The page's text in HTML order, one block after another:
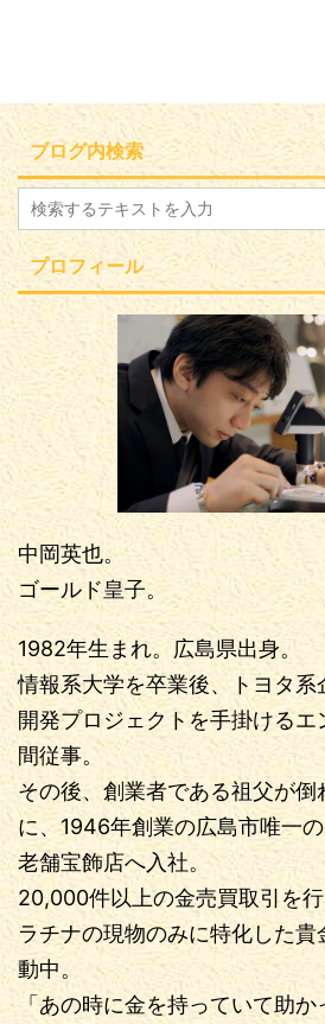
ブログ内検索
プロフィール
中岡英也。
ゴールド皇子。
1982年生まれ。広島県出身。
情報系大学を卒業後、トヨタ系
開発プロジェクトを手掛ける
間従事。
その後、創業者である祖父が倒
に、1946年創業の広島市唯一
老舗宝飾店へ入社。
20,000件以上の金売買取引を
ラチナの現物のみに特化した
動中。
「あの時に金を持っていて助